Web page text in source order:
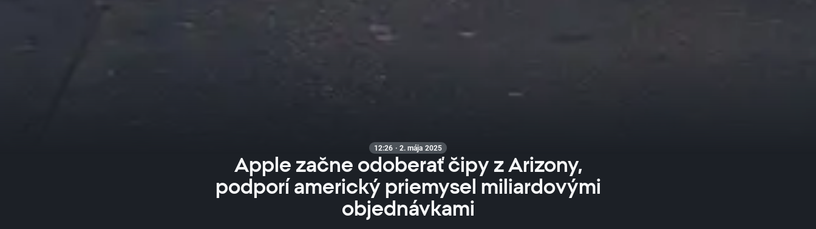
12:26 · 2. mája 2025
Apple začne odoberať čipy z Arizony,
podporí americký priemysel miliardovými
objednávkami